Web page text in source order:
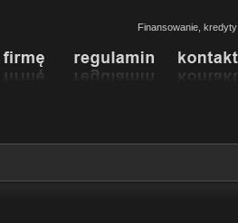
Finansowanie, kredyty